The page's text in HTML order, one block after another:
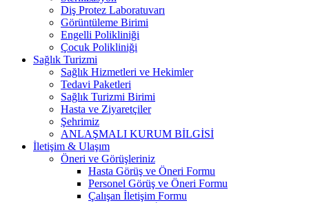
Diş Protez Laboratuvarı
Görüntüleme Birimi
Engelli Polikliniği
Çocuk Polikliniği
Sağlık Turizmi
Sağlık Hizmetleri ve Hekimler
Tedavi Paketleri
Sağlık Turizmi Birimi
Hasta ve Ziyaretçiler
Şehrimiz
ANLAŞMALI KURUM BİLGİSİ
İletişim & Ulaşım
Öneri ve Görüşleriniz
Hasta Görüş ve Öneri Formu
Personel Görüş ve Öneri Formu
Çalışan İletişim Formu